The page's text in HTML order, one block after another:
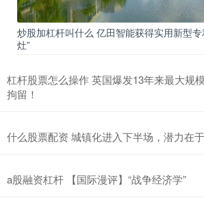
炒股加杠杆叫什么 亿田智能获得实用新型
灶”
杠杆股票怎么操作 英国爆发13年来最大规
拘留！
什么股票配资 城镇化进入下半场，潜力在于
a股融资杠杆 【国际漫评】“战争经济学”